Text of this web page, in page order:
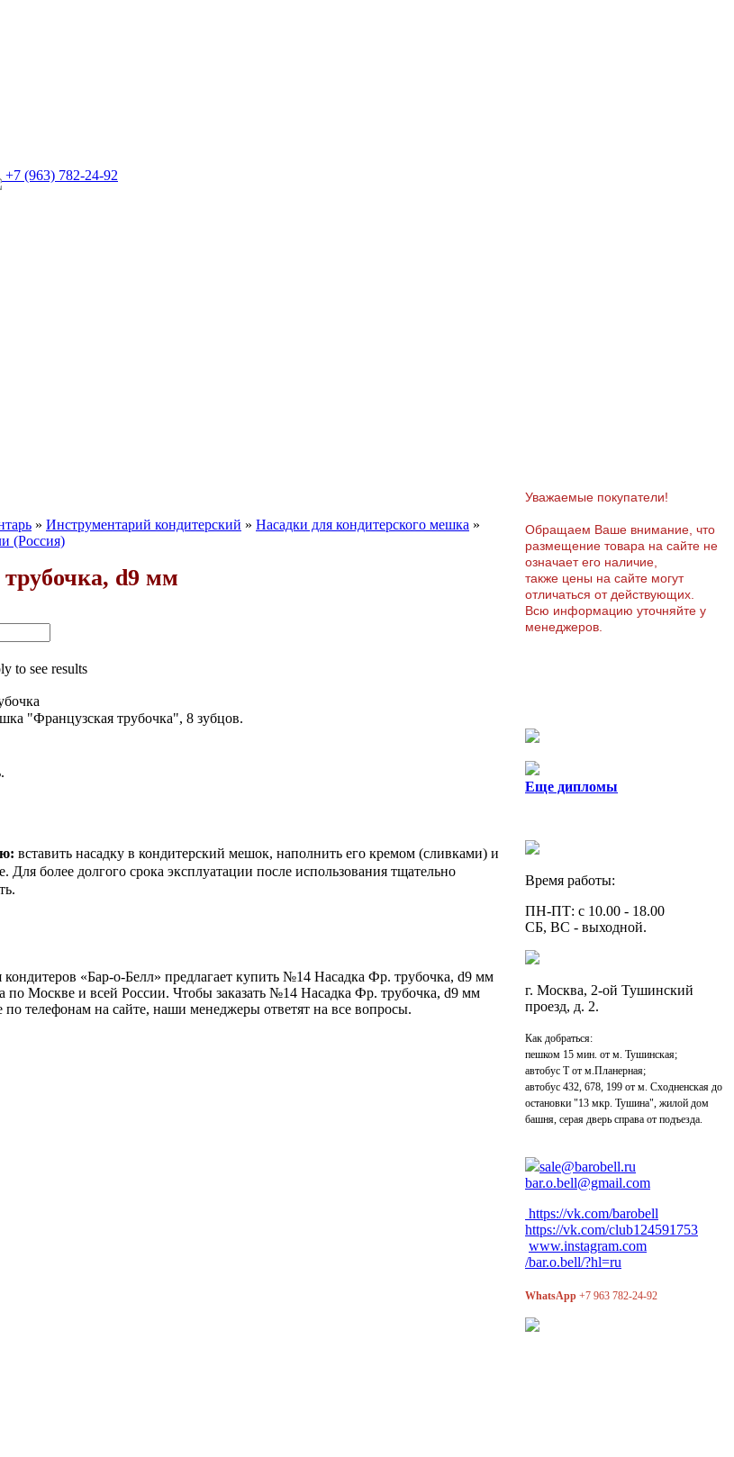
+7 (963) 782-24-92
» Инструментарий кондитерский » Насадки для кондитерского мешка »
(Россия)
d9 мм
to see results
"Французская трубочка", 8 зубцов.
вставить насадку в кондитерский мешок, наполнить его кремом (сливками) и
Для более долгого срока эксплуатации после использования тщательно
кондитеров «Бар-о-Белл» предлагает купить №14 Насадка Фр. трубочка, d9 мм
по Москве и всей России. Чтобы заказать №14 Насадка Фр. трубочка, d9 мм
телефонам на сайте, наши менеджеры ответят на все вопросы.
Уважаемые покупатели!
Обращаем Ваше внимание, что
размещение товара на сайте не
означает его наличие,
также цены на сайте могут
отличаться от действующих.
Всю информацию уточняйте у
менеджеров.
Еще дипломы
Время работы:
ПН-ПТ: с 10.00 - 18.00
СБ, ВС - выходной.
г. Москва, 2-ой Тушинский
проезд, д. 2.
Как добраться:
пешком 15 мин. от м. Тушинская;
автобус Т от м.Планерная;
автобус 432, 678, 199 от м. Сходненская до
остановки "13 мкр. Тушина", жилой дом
башня, серая дверь справа от подъезда.
sale@barobell.ru
bar.o.bell@gmail.com
https://vk.com/barobell
https://vk.com/club124591753
www.instagram.com
/bar.o.bell/?hl=ru
WhatsApp +7 963 782-24-92